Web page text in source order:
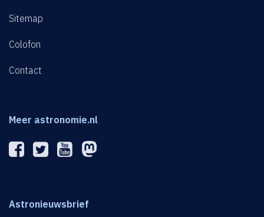
Sitemap
Colofon
Contact
Meer astronomie.nl
Astronieuwsbrief